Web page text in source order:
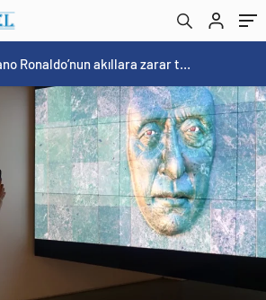
Cristiano Ronaldo’nun akıllara zarar tüm kariyerinin istatistiğini çıkardık !